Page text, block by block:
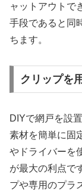
ャットアウトで
手段であると同
ちます。
クリップを
DIYで網戸を設
素材を簡単に固
やドライバーを
が最大の利点で
プや専用のプラ